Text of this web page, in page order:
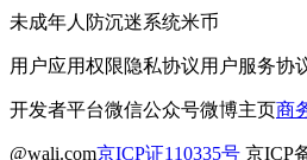
未成年人防沉迷系统米币
用户应用权限隐私协议用户服务协
开发者平台微信公众号微博主页商
@wali.com京ICP证110335号 京ICP